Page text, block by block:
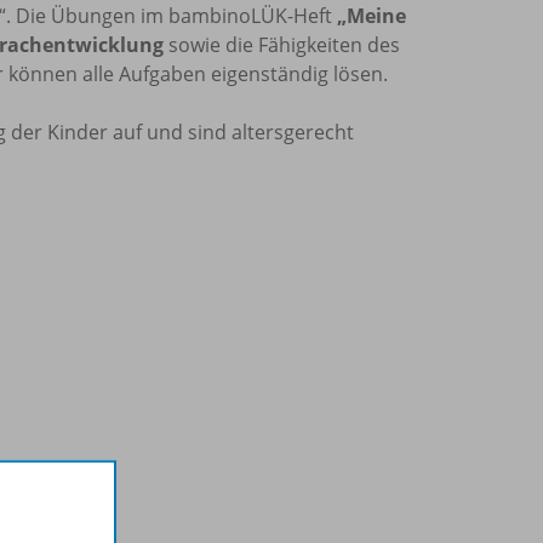
Die Übungen im bambinoLÜK-Heft „Meine
sowie die Fähigkeiten des
können alle Aufgaben eigenständig lösen.
der Kinder auf und sind altersgerecht